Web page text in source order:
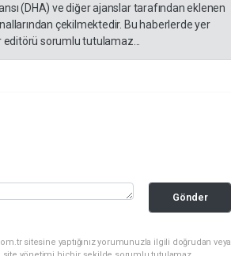
(DHA) ve diğer ajanslar tarafından eklenen
çekilmektedir. Bu haberlerde yer
sorumlu tutulamaz...
Gönder
sitesine yaptığınız yorumunuzla ilgili doğrudan veya